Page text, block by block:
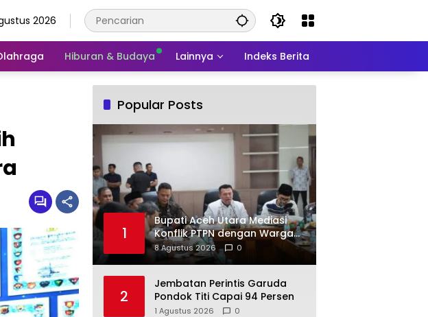
2026
Hiburan & Budaya Lainnya Indeks Berita
Popular Posts
1
Bupati Aceh Utara Mediasi
Konflik PTPN dengan Warga
Cot Girek
8 Agustus 2026 0
2
Jembatan Perintis Garuda
Pondok Titi Capai 94 Persen
1 Agustus 2026 0